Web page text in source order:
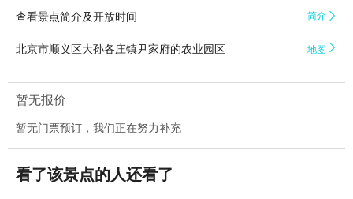
查看景点简介及开放时间 简介 
北京市顺义区大孙各庄镇尹家府的农业园区 地图 
暂无报价
暂无门票预订，我们正在努力补充
看了该景点的人还看了